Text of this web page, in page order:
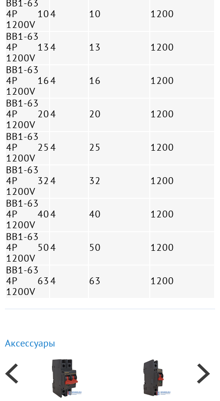
BB1-63
4P 10
1200V
4 10 1200
BB1-63
4P 13
1200V
4 13 1200
BB1-63
4P 16
1200V
4 16 1200
BB1-63
4P 20
1200V
4 20 1200
BB1-63
4P 25
1200V
4 25 1200
BB1-63
4P 32
1200V
4 32 1200
BB1-63
4P 40
1200V
4 40 1200
BB1-63
4P 50
1200V
4 50 1200
BB1-63
4P 63
1200V
4 63 1200
Аксессуары